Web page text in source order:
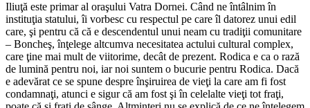
Iliuţă este primar al oraşului Vatra Dornei. Când ne întâlnim în
instituţia statului, îi vorbesc cu respectul pe care îl datorez unui edil
care, şi pentru că că e descendentul unui neam cu tradiţii comunitare
– Boncheş, înţelege altcumva necesitatea actului cultural complex,
care ţine mai mult de viitorime, decât de prezent. Rodica e ca o rază
de lumină pentru noi, iar noi suntem o bucurie pentru Rodica. Dacă
e adevărat ce se spune despre înşiruirea de vieţi la care am fi fost
condamnaţi, atunci e sigur că am fost şi în celelalte vieţi tot fraţi,